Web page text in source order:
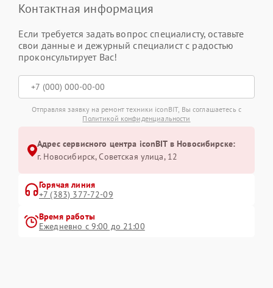
Контактная информация
Если требуется задать вопрос специалисту, оставьте
свои данные и дежурный специалист с радостью
проконсультирует Вас!
Отправляя заявку на ремонт техники iconBIT, Вы соглашаетесь с
Политикой конфиденциальности
Адрес сервисного центра iconBIT в Новосибирске:
г. Новосибирск, Советская улица, 12
Горячая линия
+7 (383) 377-72-09
Время работы
Ежедневно с 9:00 до 21:00